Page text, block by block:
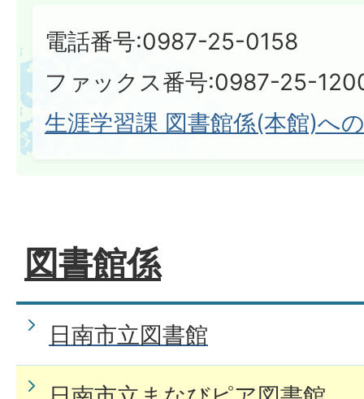
電話番号:0987-25-0158
ファックス番号:0987-25-
生涯学習課 図書館係(本館)へ
図書館係
日南市立図書館